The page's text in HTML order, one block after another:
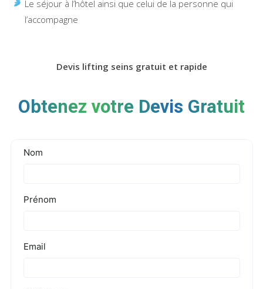
Le séjour à l’hôtel ainsi que celui de la personne qui
l’accompagne
Devis lifting seins gratuit et rapide
Obtenez votre Devis Gratuit